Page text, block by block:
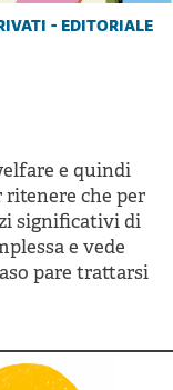
- editoriale
e quindi
che per
significativi di
e vede
pare trattarsi